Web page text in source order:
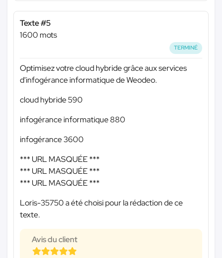
Texte #5
1600 mots
TERMINÉ
Optimisez votre cloud hybride grâce aux services
d'infogérance informatique de Weodeo.
cloud hybride 590
infogérance informatique 880
infogérance 3600
*** URL MASQUÉE ***
*** URL MASQUÉE ***
*** URL MASQUÉE ***
Loris-35750 a été choisi pour la rédaction de ce
texte.
Avis du client